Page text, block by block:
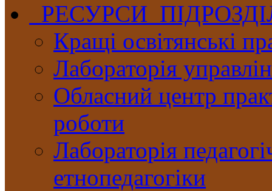
РЕСУРСИ
Кращі освітянські
Лабораторія
Обласний центр
роботи
Лабораторія
етнопедагогіки